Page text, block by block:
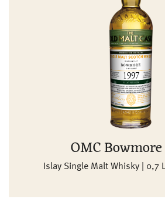
OMC Bowmore
Islay Single Malt Whisky | 0,7